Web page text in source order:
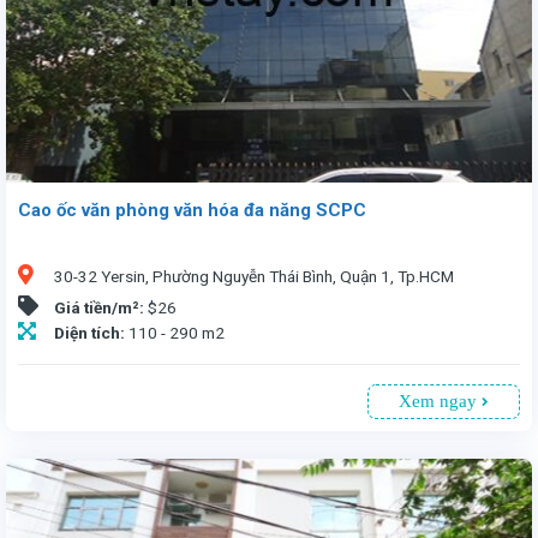
Cao ốc văn phòng văn hóa đa năng SCPC
30-32 Yersin, Phường Nguyễn Thái Bình, Quận 1, Tp.HCM
Giá tiền/m²: $26
Diện tích: 110 - 290 m2
Xem ngay